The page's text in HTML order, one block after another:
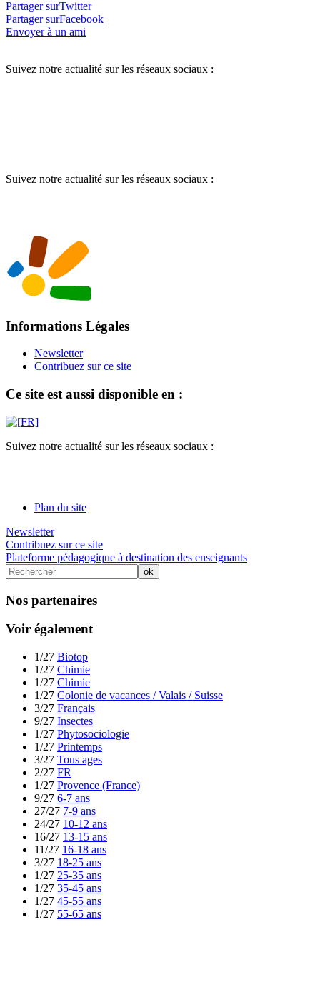
Partager surTwitter
Partager surFacebook
Envoyer à un ami
Suivez notre actualité sur les réseaux sociaux :
Suivez notre actualité sur les réseaux sociaux :
Informations Légales
Newsletter
Contribuez sur ce site
Ce site est aussi disponible en :
Suivez notre actualité sur les réseaux sociaux :
Plan du site
Newsletter
Contribuez sur ce site
Plateforme pédagogique à destination des enseignants
Nos partenaires
Voir également
1/27 Biotop
1/27 Chimie
1/27 Chimie
1/27 Colonie de vacances / Valais / Suisse
3/27 Français
9/27 Insectes
1/27 Phytosociologie
1/27 Printemps
3/27 Tous ages
2/27 FR
1/27 Provence (France)
9/27 6-7 ans
27/27 7-9 ans
24/27 10-12 ans
16/27 13-15 ans
11/27 16-18 ans
3/27 18-25 ans
1/27 25-35 ans
1/27 35-45 ans
1/27 45-55 ans
1/27 55-65 ans